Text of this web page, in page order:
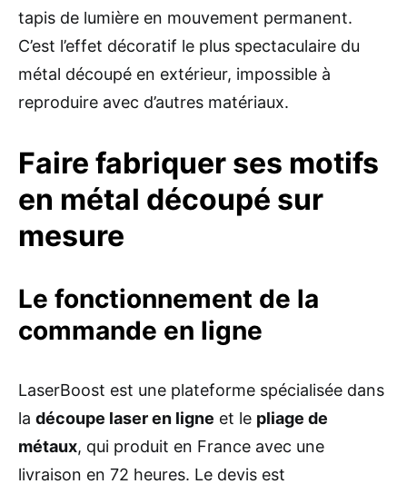
tapis de lumière en mouvement permanent.
C’est l’effet décoratif le plus spectaculaire du
métal découpé en extérieur, impossible à
reproduire avec d’autres matériaux.
Faire fabriquer ses motifs
en métal découpé sur
mesure
Le fonctionnement de la
commande en ligne
LaserBoost est une plateforme spécialisée dans
la découpe laser en ligne et le pliage de
métaux, qui produit en France avec une
livraison en 72 heures. Le devis est